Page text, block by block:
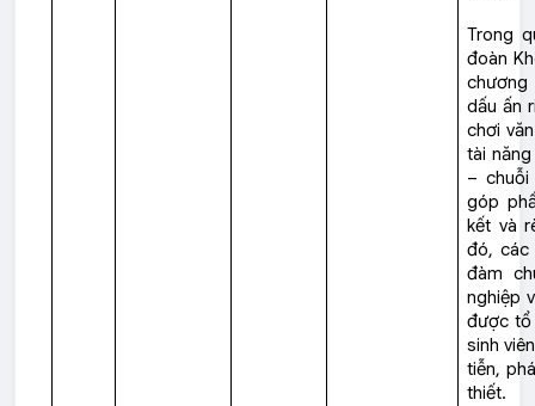
Trong
đoàn
dấu ấn
chơi
tài
–
góp
kết và
đó, các
đàm
nghiệp
được tổ
sinh
tiễn,
thiết.